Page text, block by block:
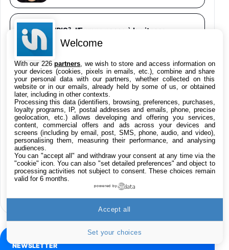
Galaxy S26 Ultra 512 Go Bleu
1019€ 1399€ Fnac (Vendeur Tiers)
Galaxy S26 Ultra 256 Go Violet
892€1199€Fnac (Vendeur Tiers)
Philips SHK2000BL - Casque Enfant - Bleu &
Répartiteur Audio 5 Casques, Blanc
24,94€29,96€Fnac (Vendeur Tiers)
Asus RT-AC59U Routeur sans Fil Double
Bande Gigabit (Serveur et Client VPN, Triple
Vlan, Mode Point d'accès et Bridge, contrôle
Parental, Qos)
Amazon
Panasonic KX-TG6822 Téléphones Sans fil
Répondeur Ecran [Version Française]
47,96€Amazon
IRIS² : l’Europe passe à la vitesse
supérieure avec son rival de Starlink
GTA 6 : précommandes
« exceptionnelles » et l’aperçu étendu se
précise
Google Maps peut maintenant
commander à manger et réserver un
hôtel
L’arroseur arrosé : Nvidia pourrait
manquer de mémoire HBM4E pour sa
plateforme Rubin Ultra
NEWSLETTER
Welcome
With our 226partners , we wish to store and access information on
your devices (cookies, pixels in emails, etc.), combine and share
your personal data with our partners, whether collected on this
website or in our emails, already held by some of us, or obtained
later, including in other contexts.
Processing this data (identifiers, browsing, preferences, purchases,
loyalty programs, IP, postal addresses and emails, phone, precise
geolocation, etc.) allows developing and offering you services,
content, commercial offers and ads across your devices and
screens (including by email, post, SMS, phone, audio, and video),
personalising them, measuring their performance, and analysing
audiences.
You can "accept all" and withdraw your consent at any time via the
"cookie" icon. You can also "set detailed preferences" and object to
processing activities not subject to consent. These choices remain
valid for 6 months.
powered by
Set your choices
Accept all